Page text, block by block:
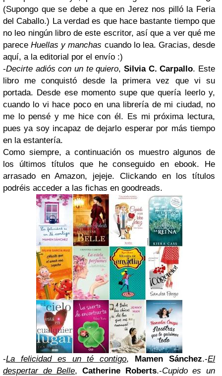
(Supongo que se debe a que en Jerez nos pilló la Feria
del Caballo.) La verdad es que hace bastante tiempo que
no leo ningún libro de este escritor, así que a ver qué me
pareceHuellas y manchas cuando lo lea. Gracias, desde
aquí, a la editorial por el envío :)
-Decirte adiós con un te quiero,Silvia C. Carpallo. Este
libro me conquistó desde la primera vez que vi su
portada. Desde ese momento supe que quería leerlo y,
cuando lo vi hace poco en una librería de mi ciudad, no
me lo pensé y me hice con él. Es mi próxima lectura,
pues ya soy incapaz de dejarlo esperar por más tiempo
en la estantería.
Como siempre, a continuación os muestro algunos de
los últimos títulos que he conseguido enebook. He
arrasado enAmazon, jejeje. Clickando en los títulos
podréis acceder a las fichas en goodreads.
-La felicidad es un té contigo, Mamen Sánchez.-El
despertar de Belle,Catherine Roberts.-Cupido es un